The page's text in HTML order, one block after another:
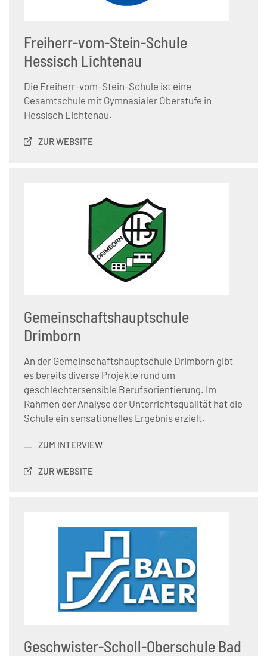
Freiherr-vom-Stein-Schule
Hessisch Lichtenau
Die Freiherr-vom-Stein-Schule ist eine
Gesamtschule mit Gymnasialer Oberstufe in
Hessisch Lichtenau.
ZUR WEBSITE
Gemeinschaftshauptschule
Drimborn
An der Gemeinschaftshauptschule Drimborn gibt
es bereits diverse Projekte rund um
geschlechtersensible Berufsorientierung. Im
Rahmen der Analyse der Unterrichtsqualität hat die
Schule ein sensationelles Ergebnis erzielt.
ZUM INTERVIEW
ZUR WEBSITE
Geschwister-Scholl-Oberschule Bad